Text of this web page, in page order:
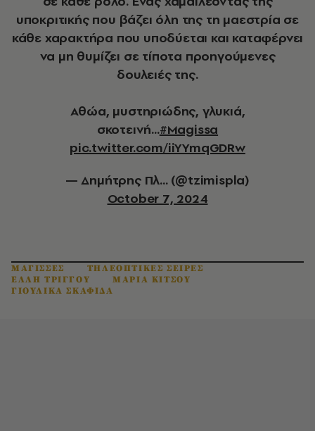
υποκριτικής που βάζει όλη της τη μαεστρία σε
κάθε χαρακτήρα που υποδύεται και καταφέρνει
να μη θυμίζει σε τίποτα προηγούμενες
δουλειές της.
Αθώα, μυστηριώδης, γλυκιά,
σκοτεινή...#Magissa
pic.twitter.com/iiYYmqGDRw
— Δημήτρης Πλ... (@tzimispla)
October 7, 2024
ΜΑΓΙΣΣΕΣ
ΤΗΛΕΟΠΤΙΚΕΣ ΣΕΙΡΕΣ
ΕΛΛΗ ΤΡΙΓΓΟΥ
ΜΑΡΙΑ ΚΙΤΣΟΥ
ΓΙΟΥΛΙΚΑ ΣΚΑΦΙΔΑ